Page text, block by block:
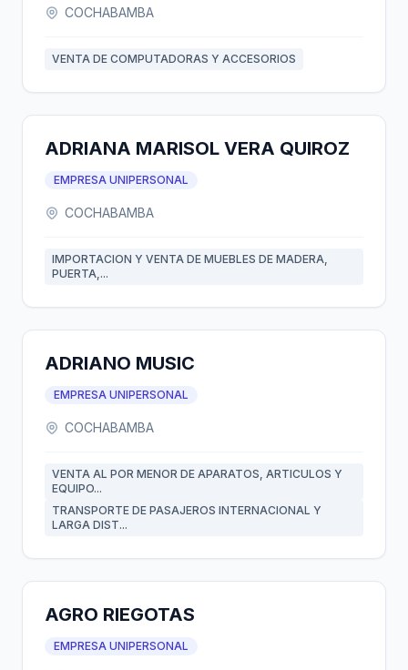
COCHABAMBA
VENTA DE COMPUTADORAS Y ACCESORIOS
ADRIANA MARISOL VERA QUIROZ
EMPRESA UNIPERSONAL
COCHABAMBA
IMPORTACION Y VENTA DE MUEBLES DE MADERA,
PUERTA,...
ADRIANO MUSIC
EMPRESA UNIPERSONAL
COCHABAMBA
VENTA AL POR MENOR DE APARATOS, ARTICULOS Y
EQUIPO...
TRANSPORTE DE PASAJEROS INTERNACIONAL Y
LARGA DIST...
AGRO RIEGOTAS
EMPRESA UNIPERSONAL